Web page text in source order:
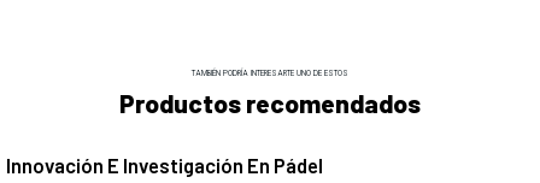
TAMBIÉN PODRÍA INTERESARTE UNO DE ESTOS
Productos recomendados
Innovación E Investigación En Pádel